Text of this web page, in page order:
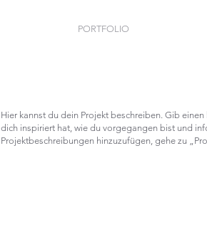
PORTFOLIO
Hier kannst du dein Projekt beschreiben. Gib
dich inspiriert hat, wie du vorgegangen bist und
Projektbeschreibungen hinzuzufügen, gehe zu